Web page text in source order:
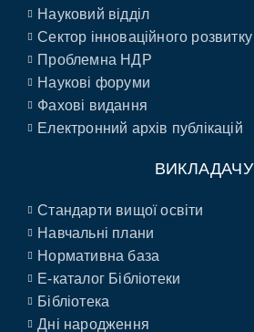
Науковий відділ
Сектор інноваційного розвитку
Проблемна НДР
Наукові форуми
Фахові видання
Електронний архів публікацій
ВИКЛАДАЧУ
Стандарти вищої освіти
Навчальні плани
Нормативна база
E-каталог Бібліотеки
Бібліотека
Дні народження